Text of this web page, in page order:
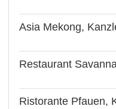
Asia Mekong,
Restaurant
Ristorante Pfauen,